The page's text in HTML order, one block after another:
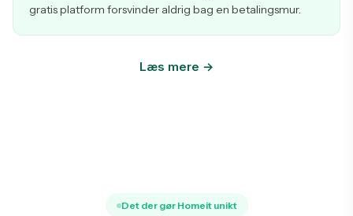
gratis platform forsvinder aldrig bag en betalingsmur.
Læs mere →
Det der gør Homeit unikt